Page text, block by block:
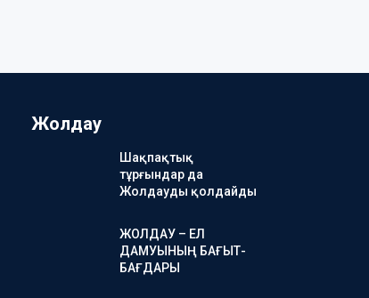
Жолдау
Шақпақтық
тұрғындар да
Жолдауды қолдайды
ЖОЛДАУ – ЕЛ
ДАМУЫНЫҢ БАҒЫТ-
БАҒДАРЫ